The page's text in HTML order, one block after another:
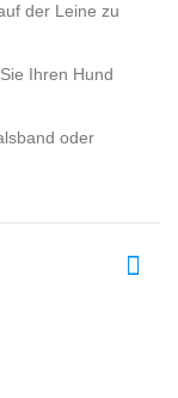
der Leine zu
Ihren Hund
oder